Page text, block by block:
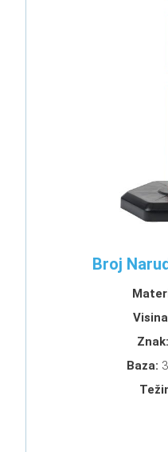
Broj
Znak:
Baza: